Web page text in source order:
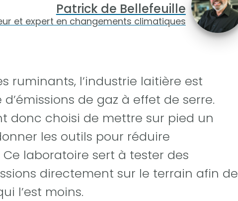
Patrick de Bellefeuille
et expert en changements climatiques
ruminants, l’industrie laitière est
de gaz à effet de serre.
donc choisi de mettre sur pied un
les outils pour réduire
laboratoire sert à tester des
directement sur le terrain afin de
l’est moins.